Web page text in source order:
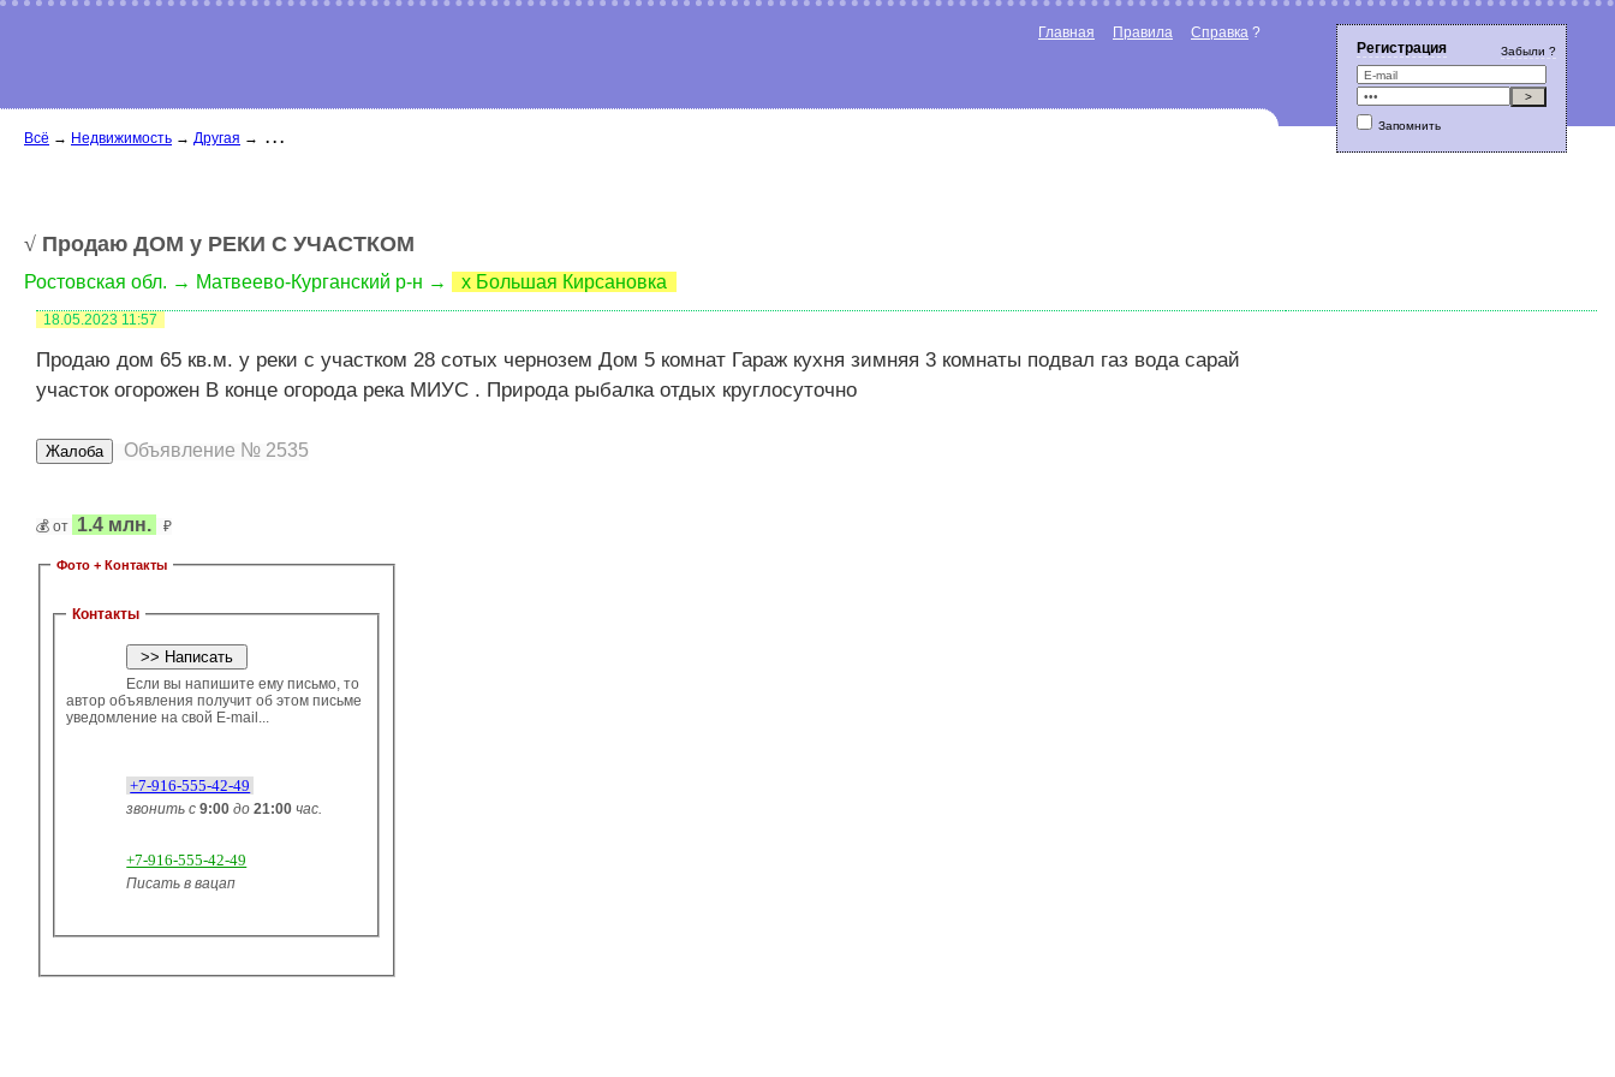
Главная Правила Справка ?
Всё → Недвижимость → Другая → . . .
Регистрация Забыли ?
Запомнить
√ Продаю ДОМ у РЕКИ С УЧАСТКОМ
Ростовская обл. → Матвеево-Курганский р-н → х Большая Кирсановка
18.05.2023 11:57
Продаю дом 65 кв.м. у реки с участком 28 сотых чернозем Дом 5 комнат Гараж кухня зимняя 3 комнаты подвал газ вода сарай
участок огорожен В конце огорода река МИУС . Природа рыбалка отдых круглосуточно
Объявление № 2535
💰 от 1.4 млн. ₽
Фото + Контакты
Контакты
Если вы напишите ему письмо, то
автор объявления получит об этом письме
уведомление на свой E-mail...
+7-916-555-42-49
звонить с 9:00 до 21:00 час.
+7-916-555-42-49
Писать в вацап